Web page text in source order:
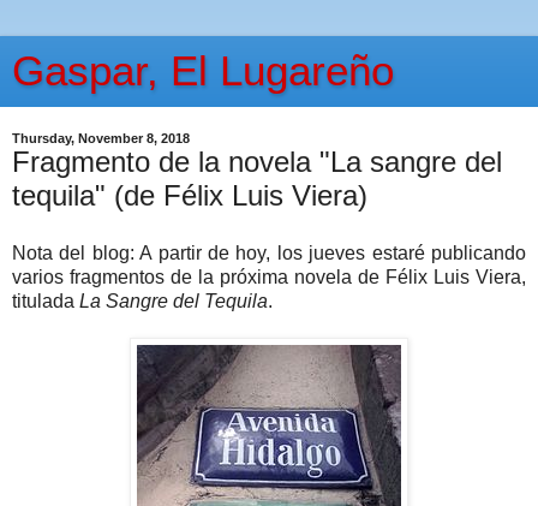
Gaspar, El Lugareño
Thursday, November 8, 2018
Fragmento de la novela "La sangre del
tequila" (de Félix Luis Viera)
Nota del blog: A partir de hoy, los jueves estaré publicando
varios fragmentos de la próxima novela de Félix Luis Viera,
titulada La Sangre del Tequila.